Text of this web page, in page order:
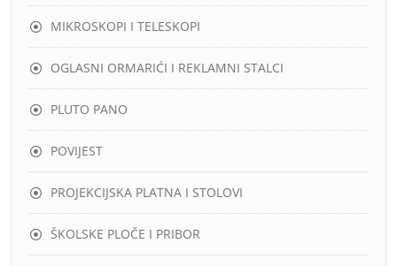
MIKROSKOPI I TELESKOPI
OGLASNI ORMARIĆI I REKLAMNI STALCI
PLUTO PANO
POVIJEST
PROJEKCIJSKA PLATNA I STOLOVI
ŠKOLSKE PLOČE I PRIBOR